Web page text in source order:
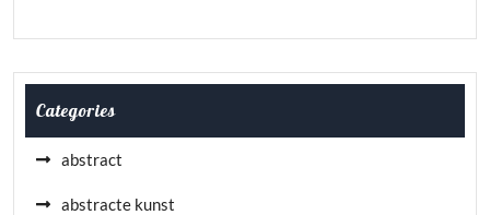
Categories
abstract
abstracte kunst